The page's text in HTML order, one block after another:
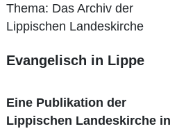
Thema: Das Archiv der
Lippischen Landeskirche
Evangelisch in Lippe
Eine Publikation der
Lippischen Landeskirche in